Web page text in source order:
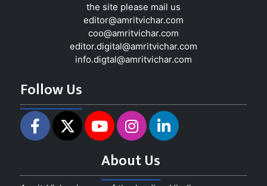
the site please mail us
editor@amritvichar.com
coo@amritvichar.com
editor.digital@amritvichar.com
info.digtal@amritvichar.com
Follow Us
About Us